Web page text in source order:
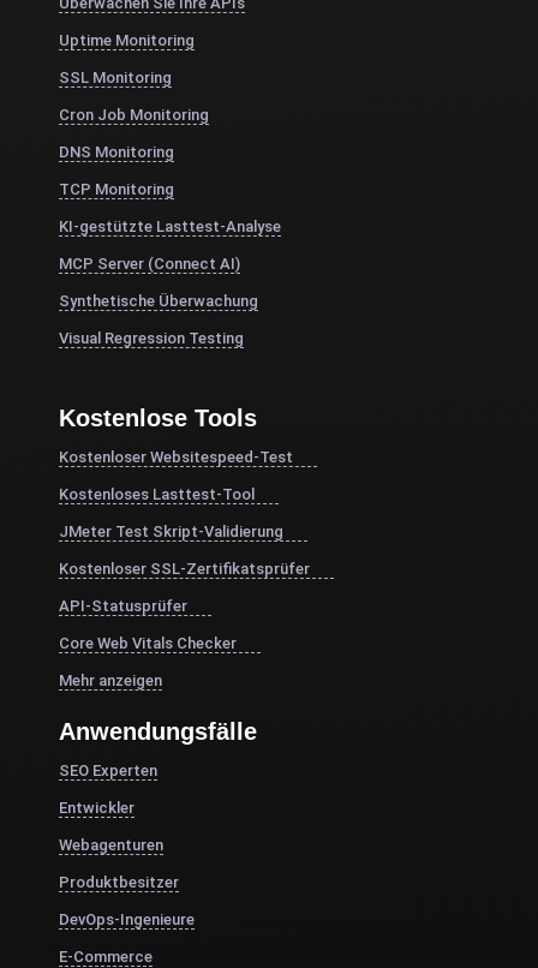
Uptime Monitoring
SSL Monitoring
Cron Job Monitoring
DNS Monitoring
TCP Monitoring
KI-gestützte Lasttest-Analyse
MCP Server (Connect AI)
Synthetische Überwachung
Visual Regression Testing
Kostenlose Tools
Kostenloser Websitespeed-Test
Kostenloses Lasttest-Tool
JMeter Test Skript-Validierung
Kostenloser SSL-Zertifikatsprüfer
API-Statusprüfer
Core Web Vitals Checker
Mehr anzeigen
Anwendungsfälle
SEO Experten
Entwickler
Webagenturen
Produktbesitzer
DevOps-Ingenieure
E-Commerce